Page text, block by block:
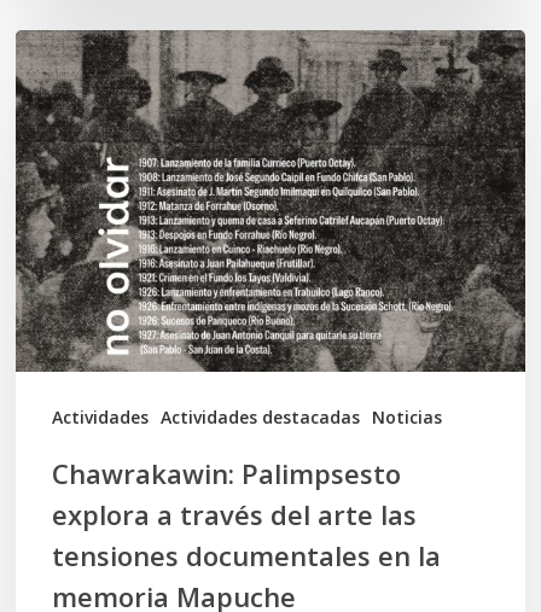
Actividades Actividades destacadas Noticias
Chawrakawin:
Palimpsesto
explora
a
través
del
arte
las
tensiones
documentales
memoria
Mapuche
Chawrakawin: Palimpsesto
explora a través del arte las
tensiones documentales en la
memoria Mapuche